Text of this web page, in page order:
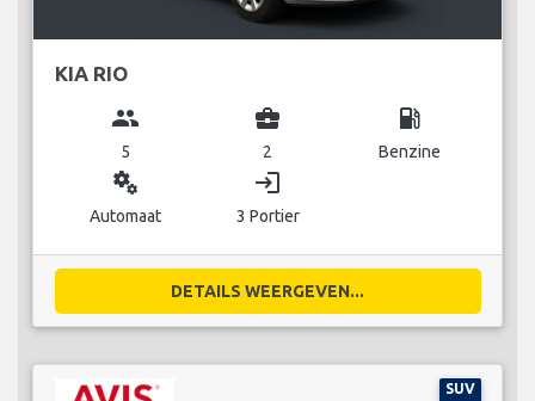
KIA RIO
group
5
business_center
2
local_gas_station
Benzine
miscellaneous_services
Automaat
login
3 Portier
DETAILS WEERGEVEN...
SUV